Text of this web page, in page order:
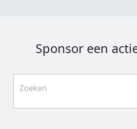
Sponsor een